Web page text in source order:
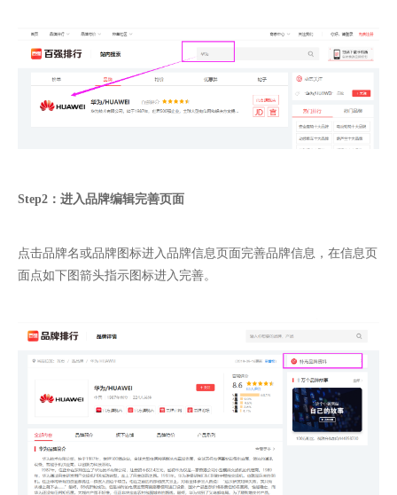
Step2 ：进入品牌编辑完善页面
点击品牌名或品牌图标进入品牌信息页面完善品牌信息，在信息页
面点如下图箭头指示图标进入完善。